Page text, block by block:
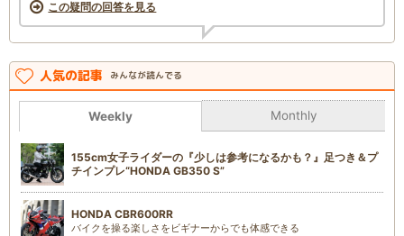
この疑問の回答を見る
人気の記事 みんなが読んでる
Weekly Monthly
155cm女子ライダーの『少しは参考になるかも？』足つき＆プ
チインプレ“HONDA GB350 S”
HONDA CBR600RR
バイクを操る楽しさをビギナーからでも体感できる